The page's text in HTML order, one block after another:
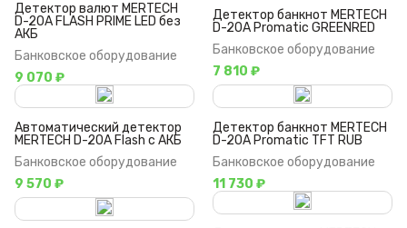
Детектор валют MERTECH
D-20A FLASH PRIME LED без
АКБ
Банковское оборудование
9 070 ₽
Детектор банкнот MERTECH
D-20A Promatic GREENRED
Банковское оборудование
7 810 ₽
Автоматический детектор
MERTECH D-20A Flash с АКБ
Банковское оборудование
9 570 ₽
Детектор банкнот MERTECH
D-20A Promatic TFT RUB
Банковское оборудование
11 730 ₽